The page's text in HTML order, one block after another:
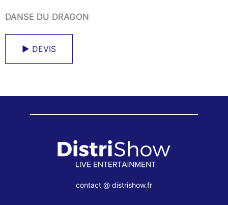
DANSE DU DRAGON
► DEVIS
contact @ distrishow.fr